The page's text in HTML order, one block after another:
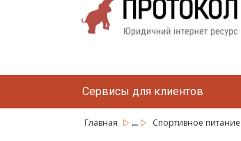
Сервисы для клиентов
Главная ... Спортивное